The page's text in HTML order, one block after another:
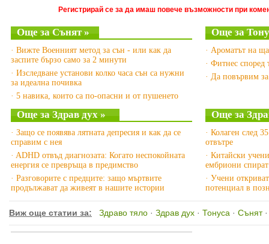
Регистрирай се за да имаш повече възможности при
Още за Сънят »
· Вижте Военният метод за сън - или как да
заспите бързо само за 2 минути
· Изследване установи колко часа сън са нужни
за идеална почивка
· 5 навика, които са по-опасни и от пушенето
Още за
· Ароматът на
· Фитнес според
· Да повървим за
Още за Здрав дух »
· Защо се появява лятната депресия и как да се
справим с нея
· ADHD отвъд диагнозата: Когато неспокойната
енергия се превръща в предимство
· Разговорите с предците: защо мъртвите
продължават да живеят в нашите истории
Още за
· Колаген след
отвътре
· Китайски
ембриони
· Учени
потенциал в
Виж още статии за: Здраво тяло · Здрав дух · Тонуса · Сънят·